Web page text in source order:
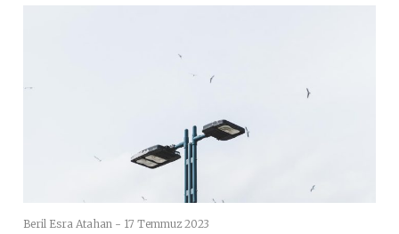
Beril Esra Atahan - 17 Temmuz 2023